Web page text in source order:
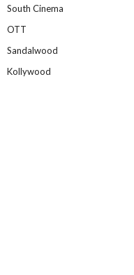
South Cinema
OTT
Sandalwood
Kollywood